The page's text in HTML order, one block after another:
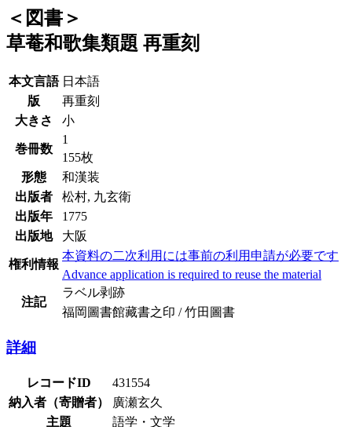
＜図書＞
草菴和歌集類題 再重刻
本文言語 日本語
版
再重刻
大きさ
小
巻冊数
1
155枚
形態
和漢装
出版者
松村, 九玄衛
出版年
1775
出版地
大阪
権利情報
本資料の二次利用には事前の利用申請が必要です
Advance application is required to reuse the material
注記
ラベル剥跡
福岡圖書館藏書之印 / 竹田圖書
詳細
レコードID
431554
納入者（寄贈者）
廣瀬玄久
主題
語学・文学